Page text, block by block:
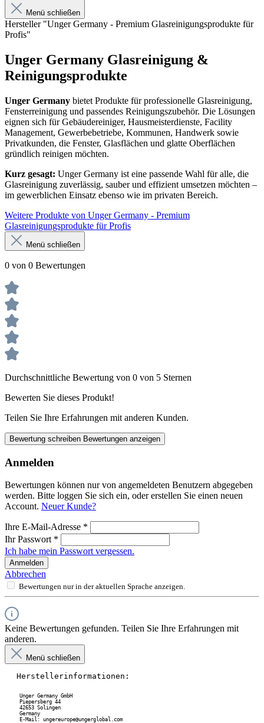
Menü schließen
Hersteller "Unger Germany - Premium Glasreinigungsprodukte für
Profis"
Unger Germany Glasreinigung &
Reinigungsprodukte
Unger Germany bietet Produkte für professionelle Glasreinigung,
Fensterreinigung und passendes Reinigungszubehör. Die Lösungen
eignen sich für Gebäudereiniger, Hausmeisterdienste, Facility
Management, Gewerbebetriebe, Kommunen, Handwerk sowie
Privatkunden, die Fenster, Glasflächen und glatte Oberflächen
gründlich reinigen möchten.
Kurz gesagt: Unger Germany ist eine passende Wahl für alle, die
Glasreinigung zuverlässig, sauber und effizient umsetzen möchten –
im gewerblichen Einsatz ebenso wie im privaten Bereich.
Weitere Produkte von Unger Germany - Premium
Glasreinigungsprodukte für Profis
Menü schließen
0 von 0 Bewertungen
Durchschnittliche Bewertung von 0 von 5 Sternen
Bewerten Sie dieses Produkt!
Teilen Sie Ihre Erfahrungen mit anderen Kunden.
Bewertung schreiben Bewertungen anzeigen
Anmelden
Bewertungen können nur von angemeldeten Benutzern abgegeben
werden. Bitte loggen Sie sich ein, oder erstellen Sie einen neuen
Account. Neuer Kunde?
Ihre E-Mail-Adresse *
Ihr Passwort *
Ich habe mein Passwort vergessen.
Anmelden
Abbrechen
Bewertungen nur in der aktuellen Sprache anzeigen.
Keine Bewertungen gefunden. Teilen Sie Ihre Erfahrungen mit
anderen.
Menü schließen
Herstellerinformationen:
Unger Germany GmbH
Piepersberg 44
42653 Solingen
Germany
E-Mail: ungereurope@ungerglobal.com